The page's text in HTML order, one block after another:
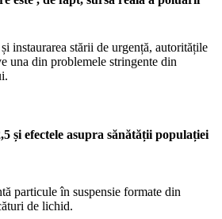
instaurarea stării de urgență, autoritățile
una din problemele stringente din
și efectele asupra sănătății populației
particule în suspensie formate din
de lichid.